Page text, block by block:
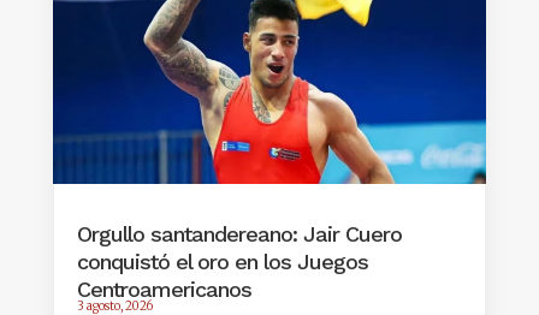
Orgullo santandereano: Jair Cuero
conquistó el oro en los Juegos
Centroamericanos
3 agosto, 2026